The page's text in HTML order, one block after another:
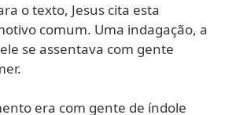
o texto, Jesus cita esta
comum. Uma indagação, a
se assentava com gente
era com gente de índole